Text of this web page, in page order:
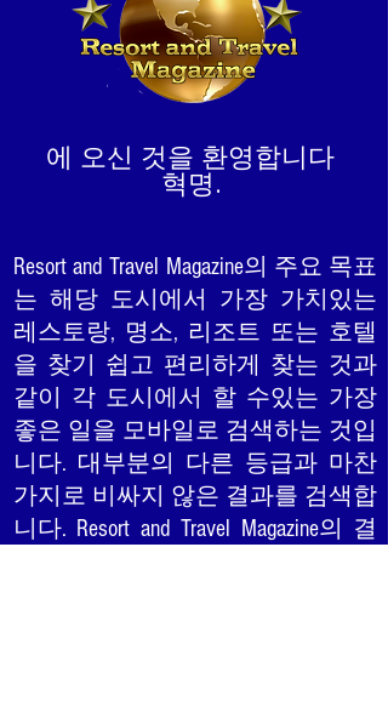
에 오신 것을 환영합니다
혁명.
Resort and Travel Magazine의 주요 목표
는 해당 도시에서 가장 가치있는
레스토랑, 명소, 리조트 또는 호텔
을 찾기 쉽고 편리하게 찾는 것과
같이 각 도시에서 할 수있는 가장
좋은 일을 모바일로 검색하는 것입
니다. 대부분의 다른 등급과 마찬
가지로 비싸지 않은 결과를 검색합
니다. Resort and Travel Magazine의 결